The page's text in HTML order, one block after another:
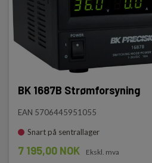
BK 1687B Strømforsyning
EAN 5706445951055
Snart på sentrallager
7 195,00 NOK Ekskl. mva